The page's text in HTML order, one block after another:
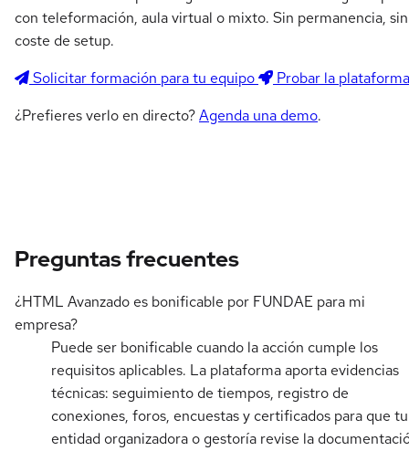
con teleformación, aula virtual o mixto. Sin permanencia, sin
coste de setup.
Solicitar formación para tu equipo
Probar la plataforma
¿Prefieres verlo en directo?Agenda una demo.
Preguntas frecuentes
¿HTML Avanzado es bonificable por FUNDAE para mi
empresa?
Puede ser bonificable cuando la acción cumple los
requisitos aplicables. La plataforma aporta evidencias
técnicas: seguimiento de tiempos, registro de
conexiones, foros, encuestas y certificados para que tu
entidad organizadora o gestoría revise la